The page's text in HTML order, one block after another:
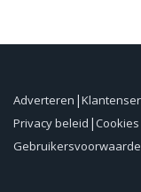
Adverteren
Privacy beleid